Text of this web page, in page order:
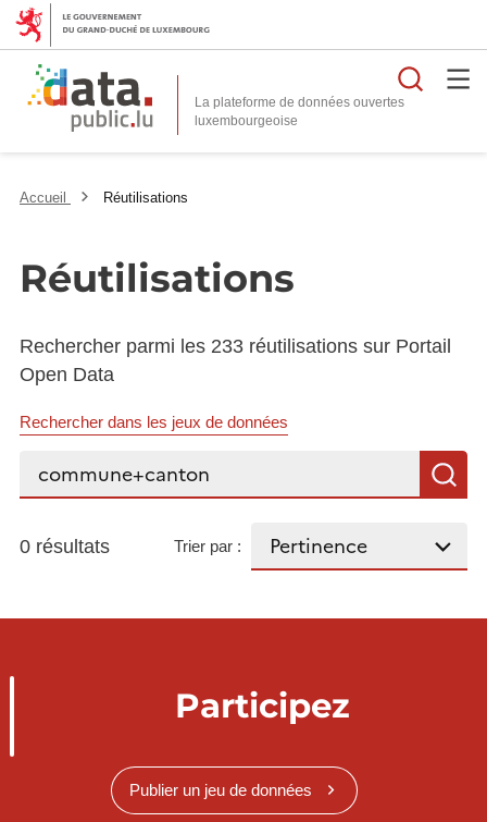
La plateforme de données ouvertes
Accueil Réutilisations
Réutilisations
Rechercher parmi les 233 réutilisations sur Portail
Open Data
Rechercher dans les jeux de données
0 résultats Trier par :
Participez
Publier un jeu de données